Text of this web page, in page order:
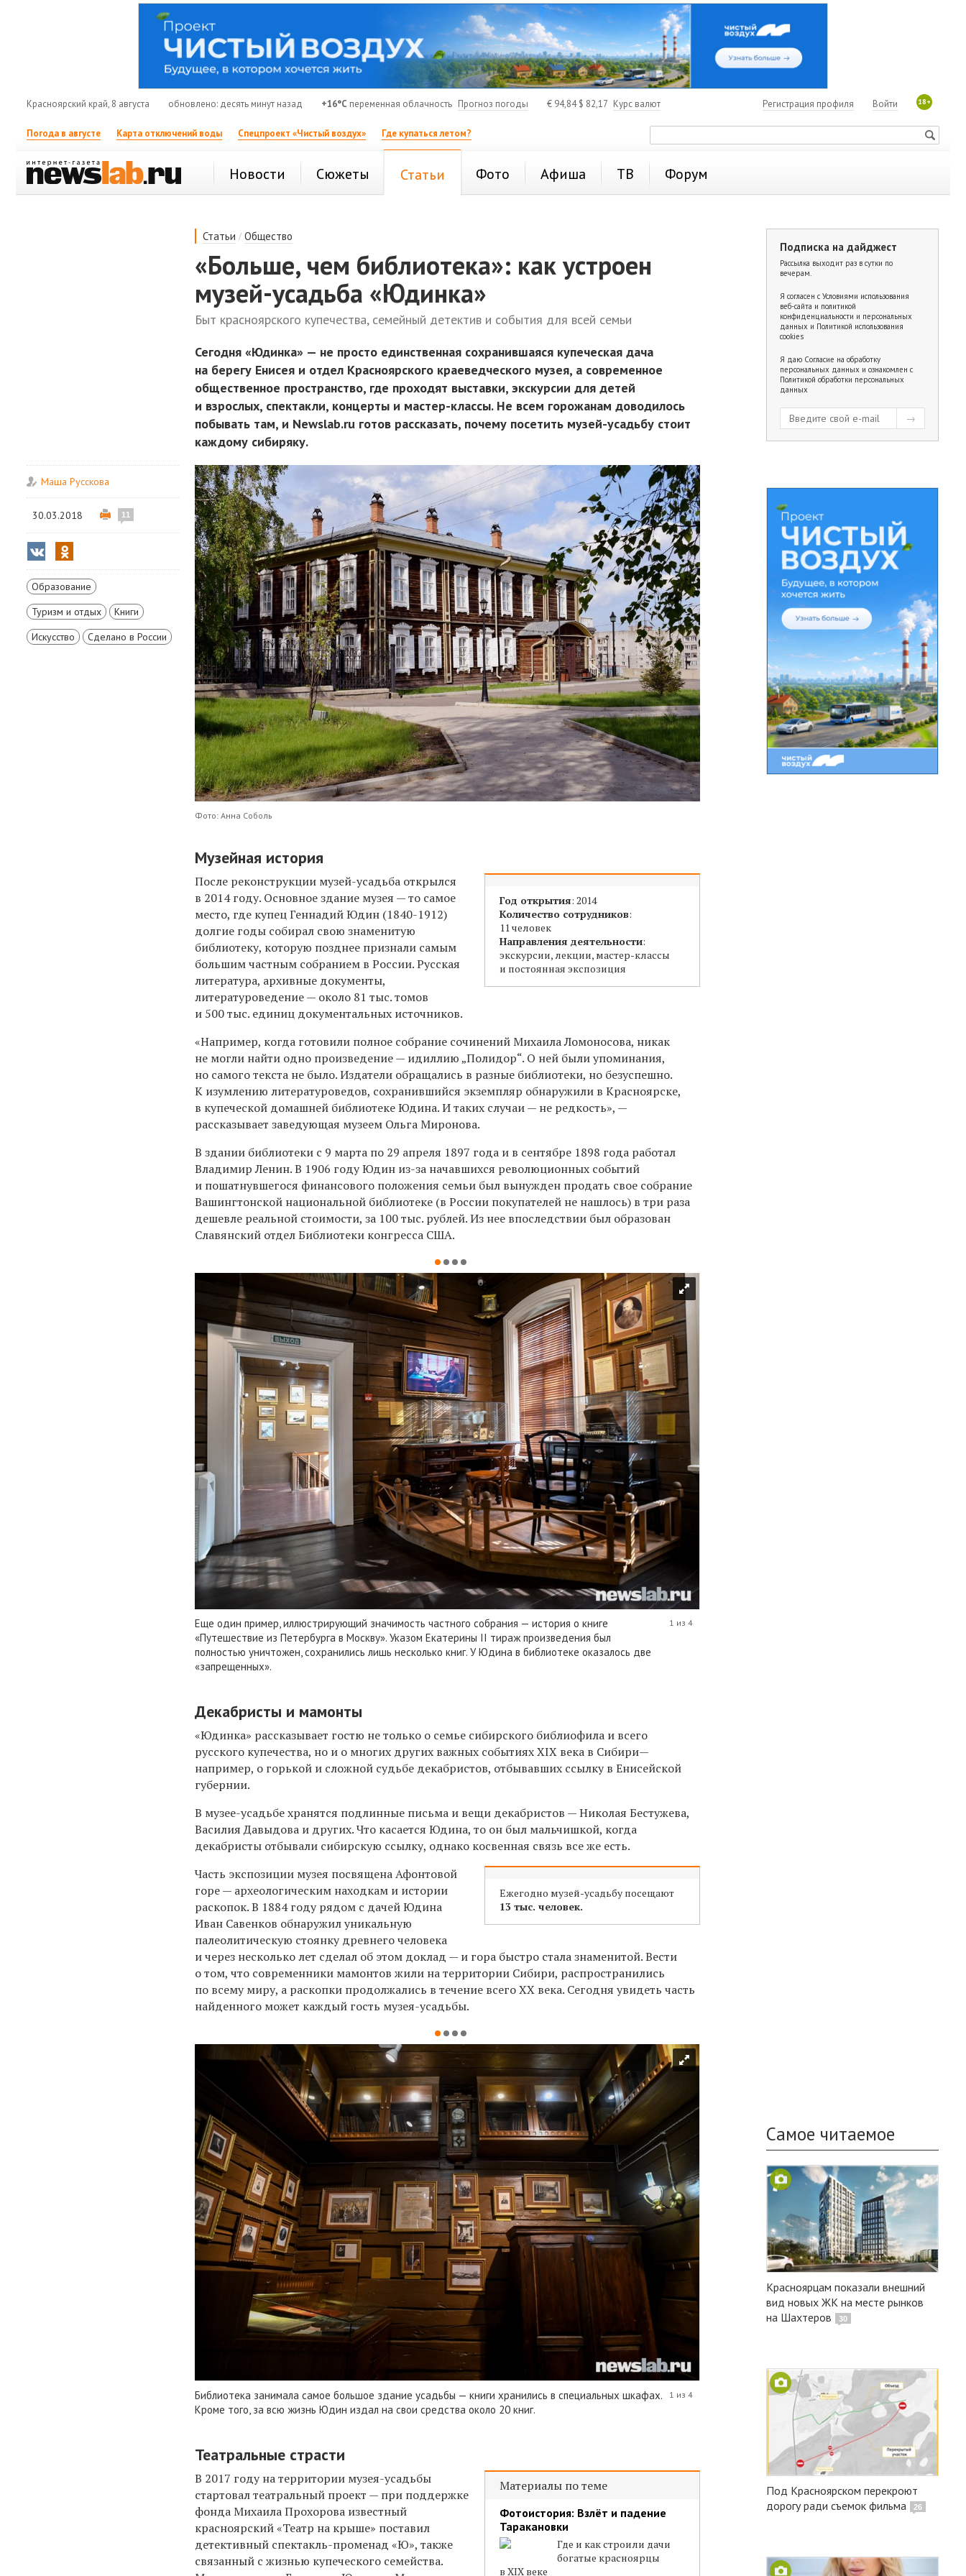
Красноярский край, 8 августа обновлено: десять минут назад +16°C переменная облачность Прогноз погоды € 94,84$ 82,17 Курс валют 18+
Войти
Регистрация профиля
Погода в августе Карта отключений воды Спецпроект «Чистый воздух» Где купаться летом?
Новости Сюжеты Статьи Фото Афиша ТВ Форум
Статьи /Общество
«Больше, чем библиотека»: как устроен
музей-усадьба «Юдинка»
Быт красноярского купечества, семейный детектив и события для всей семьи
Сегодня «Юдинка» — не просто единственная сохранившаяся купеческая дача
на берегу Енисея и отдел Красноярского краеведческого музея, а современное
общественное пространство, где проходят выставки, экскурсии для детей
и взрослых, спектакли, концерты и мастер-классы. Не всем горожанам доводилось
побывать там, и Newslab.ru готов рассказать, почему посетить музей-усадьбу стоит
каждому сибиряку.
Маша Русскова
30.03.2018 11
Образование
Туризм и отдых
Книги
Искусство
Сделано в России
Фото: Анна Соболь
Музейная история
Год открытия: 2014
Количество сотрудников:
11 человек
Направления деятельности:
экскурсии, лекции, мастер-классы
и постоянная экспозиция
После реконструкции музей-усадьба открылся
в 2014 году. Основное здание музея — то самое
место, где купец Геннадий Юдин (1840-1912)
долгие годы собирал свою знаменитую
библиотеку, которую позднее признали самым
большим частным собранием в России. Русская
литература, архивные документы,
литературоведение — около 81 тыс. томов
и 500 тыс. единиц документальных источников.
«Например, когда готовили полное собрание сочинений Михаила Ломоносова, никак
не могли найти одно произведение — идиллию„Полидор“. О ней были упоминания,
но самого текста не было. Издатели обращались в разные библиотеки, но безуспешно.
К изумлению литературоведов, сохранившийся экземпляр обнаружили в Красноярске,
в купеческой домашней библиотеке Юдина. И таких случаи — не редкость», —
рассказывает заведующая музеем Ольга Миронова.
В здании библиотеки с 9 марта по 29 апреля 1897 года и в сентябре 1898 года работал
ВладимирЛенин. В 1906 годуЮдин из-за начавшихся революционных событий
и пошатнувшегося финансового положения семьи был вынужден продать свое собрание
Вашингтонской национальной библиотеке (в России покупателей не нашлось) в три раза
дешевле реальной стоимости,за 100 тыс. рублей. Из нее впоследствии был образован
Славянский отдел Библиотеки конгресса США.
Еще один пример, иллюстрирующий значимость частного собрания — история о книге
«Путешествие из Петербурга в Москву». Указом Екатерины II тираж произведения был
полностью уничтожен, сохранились лишь несколько книг. У Юдина в библиотеке оказалось две
«запрещенных».
1 из 4
Декабристы и мамонты
«Юдинка» рассказывает гостю не только о семье сибирского библиофила и всего
русского купечества, но и о многих других важных событиях XIX века в Сибири—
например, о горькой и сложной судьбе декабристов, отбывавших ссылку вЕнисейской
губернии.
В музее-усадьбе хранятся подлинные письма и вещи декабристов — Николая Бестужева,
Василия Давыдова и других. Что касается Юдина, то он был мальчишкой, когда
декабристы отбывали сибирскую ссылку, однако косвенная связь все же есть.
Ежегодно музей-усадьбу посещают
13 тыс. человек.
Часть экспозиции музея посвящена Афонтовой
горе — археологическим находкам и истории
раскопок. В 1884 году рядом с дачей Юдина
Иван Савенков обнаружилуникальную
палеолитическую стоянку древнего человека
и через несколько лет сделал об этом доклад — и гора быстро стала знаменитой.Вести
о том, что современники мамонтов жили на территории Сибири, распространились
по всему миру, а раскопки продолжались в течение всего XX века. Сегодня увидеть часть
найденного может каждый гость музея-усадьбы.
Библиотека занимала самое большое здание усадьбы — книги хранились в специальных шкафах.
Кроме того, за всю жизнь Юдин издал на свои средства около 20 книг.
1 из 4
Театральные страсти
Материалы по теме
Фотоистория: Взлёт и падение
Таракановки
Где и как строили дачи
богатые красноярцы
в XIX веке
В 2017 году на территории музея-усадьбы
стартовал театральный проект — при поддержке
фонда Михаила Прохорова известный
красноярский «Театр на крыше» поставил
детективный спектакль-променад «Ю»,также
связанный с жизнью купеческого семейства.
Подписка на дайджест
Рассылка выходит раз в сутки по
вечерам.
Я согласен с Условиями использования
веб-сайта и политикой
конфиденциальности и персональных
данных и Политикой использования
cookies
Я даю Согласие на обработку
персональных данных и ознакомлен с
Политикой обработки персональных
данных
Самое читаемое
Красноярцам показали внешний
вид новых ЖК на месте рынков
на Шахтеров
30
Под Красноярском перекроют
дорогу ради съемок фильма
26